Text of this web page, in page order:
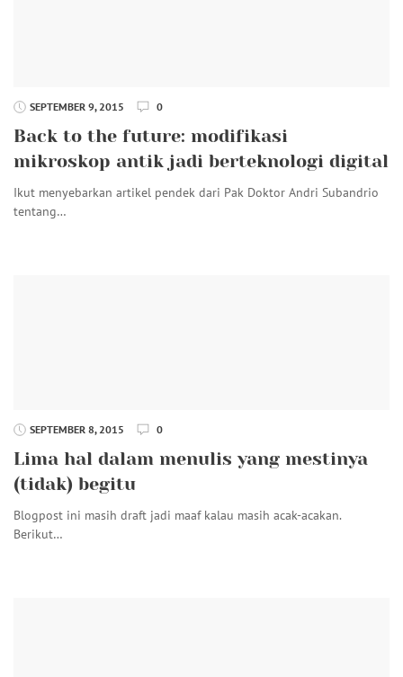
SEPTEMBER 9, 2015 0
Back to the future: modifikasi
mikroskop antik jadi berteknologi digital
Ikut menyebarkan artikel pendek dari Pak Doktor Andri Subandrio
tentang…
SEPTEMBER 8, 2015 0
Lima hal dalam menulis yang mestinya
(tidak) begitu
Blogpost ini masih draft jadi maaf kalau masih acak-acakan.
Berikut…